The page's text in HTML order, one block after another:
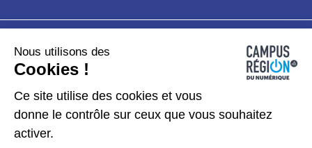
Plan du site
Données personnelles
Gérer les cookies
Nous utilisons des
Cookies !
Ce site utilise des cookies et vous
donne le contrôle sur ceux que vous souhaitez
activer.